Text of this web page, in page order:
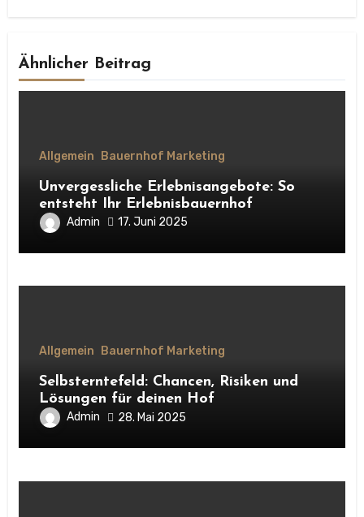
Ähnlicher Beitrag
Allgemein Bauernhof Marketing
Unvergessliche Erlebnisangebote: So
entsteht Ihr Erlebnisbauernhof
Admin 17. Juni 2025
Allgemein Bauernhof Marketing
Selbsterntefeld: Chancen, Risiken und
Lösungen für deinen Hof
Admin 28. Mai 2025